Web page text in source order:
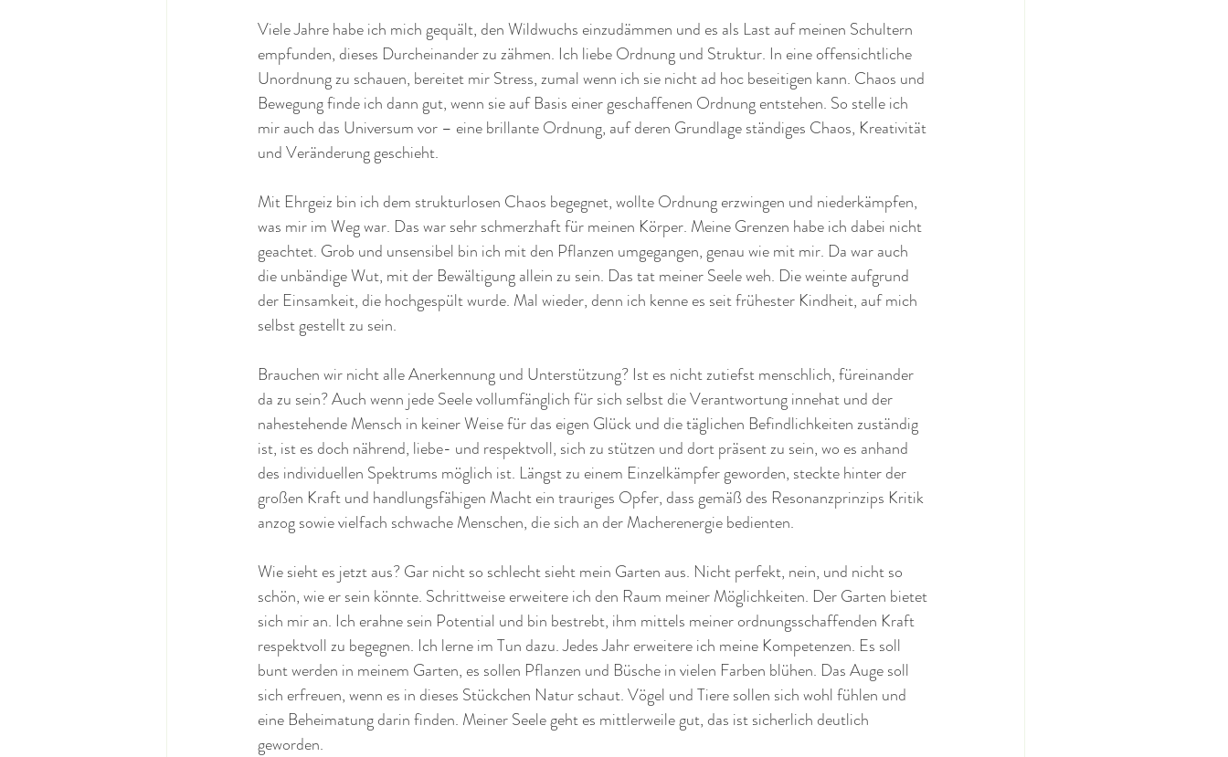
Viele Jahre habe ich mich gequält, den Wildwuchs einzudämmen und es als Last auf meinen Schultern
empfunden, dieses Durcheinander zu zähmen. Ich liebe Ordnung und Struktur. In eine offensichtliche
Unordnung zu schauen, bereitet mir Stress, zumal wenn ich sie nicht ad hoc beseitigen kann. Chaos und
Bewegung finde ich dann gut, wenn sie auf Basis einer geschaffenen Ordnung entstehen. So stelle ich
mir auch das Universum vor – eine brillante Ordnung, auf deren Grundlage ständiges Chaos, Kreativität
und Veränderung geschieht.
Mit Ehrgeiz bin ich dem strukturlosen Chaos begegnet, wollte Ordnung erzwingen und niederkämpfen,
was mir im Weg war. Das war sehr schmerzhaft für meinen Körper. Meine Grenzen habe ich dabei nicht
geachtet. Grob und unsensibel bin ich mit den Pflanzen umgegangen, genau wie mit mir. Da war auch
die unbändige Wut, mit der Bewältigung allein zu sein. Das tat meiner Seele weh. Die weinte aufgrund
der Einsamkeit, die hochgespült wurde. Mal wieder, denn ich kenne es seit frühester Kindheit, auf mich
selbst gestellt zu sein.
Brauchen wir nicht alle Anerkennung und Unterstützung? Ist es nicht zutiefst menschlich, füreinander
da zu sein? Auch wenn jede Seele vollumfänglich für sich selbst die Verantwortung innehat und der
nahestehende Mensch in keiner Weise für das eigen Glück und die täglichen Befindlichkeiten zuständig
ist, ist es doch nährend, liebe- und respektvoll, sich zu stützen und dort präsent zu sein, wo es anhand
des individuellen Spektrums möglich ist. Längst zu einem Einzelkämpfer geworden, steckte hinter der
großen Kraft und handlungsfähigen Macht ein trauriges Opfer, dass gemäß des Resonanzprinzips Kritik
anzog sowie vielfach schwache Menschen, die sich an der Macherenergie bedienten.
Wie sieht es jetzt aus? Gar nicht so schlecht sieht mein Garten aus. Nicht perfekt, nein, und nicht so
schön, wie er sein könnte. Schrittweise erweitere ich den Raum meiner Möglichkeiten. Der Garten bietet
sich mir an. Ich erahne sein Potential und bin bestrebt, ihm mittels meiner ordnungsschaffenden Kraft
respektvoll zu begegnen. Ich lerne im Tun dazu. Jedes Jahr erweitere ich meine Kompetenzen. Es soll
bunt werden in meinem Garten, es sollen Pflanzen und Büsche in vielen Farben blühen. Das Auge soll
sich erfreuen, wenn es in dieses Stückchen Natur schaut. Vögel und Tiere sollen sich wohl fühlen und
eine Beheimatung darin finden. Meiner Seele geht es mittlerweile gut, das ist sicherlich deutlich
geworden.